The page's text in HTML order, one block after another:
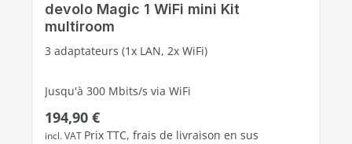
devolo Magic 1 WiFi mini Kit
multiroom
3 adaptateurs (1x LAN, 2x WiFi)
Jusqu'à 300 Mbits/s via WiFi
2 ports Fast Ethernet libres
Prix régulier :
194,90 €
incl. VAT Prix TTC, frais de livraison en sus